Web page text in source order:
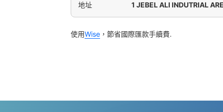
地址 1 JEBEL ALI INDUTRIAL
使用Wise ，節省國際匯款手續費.